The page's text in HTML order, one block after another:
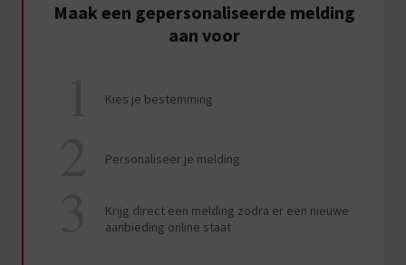
Maak een gepersonaliseerde melding
aan voor
Kies je bestemming
Personaliseer je melding
Krijg direct een melding zodra er een nieuwe
aanbieding online staat